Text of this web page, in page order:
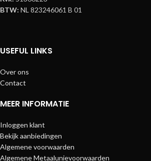
BTW: NL 823246061 B 01
USEFUL LINKS
Over ons
Contact
MEER INFORMATIE
Inloggen klant
Bekijk aanbiedingen
Algemene voorwaarden
Algemene Metaalunievoorwaarden